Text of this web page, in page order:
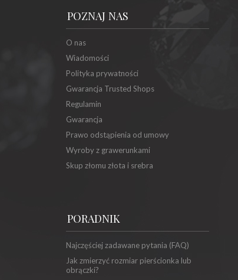
POZNAJ NAS
O nas
Wiadomości
Polityka prywatności
Gwarancja Trusted Shops
Regulamin
Gwarancja
Prawo odstąpienia od umowy
Wyroby z grawerunkami
Skup złomu złota i srebra
PORADNIK
Najczęściej zadawane pytania (FAQ)
Jak zmierzyć rozmiar pierścionka lub
obrączki?